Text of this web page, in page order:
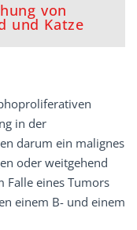
von
und Katze
in der
darum ein malignes
oder weitgehend
Falle eines Tumors
einem B- und einem